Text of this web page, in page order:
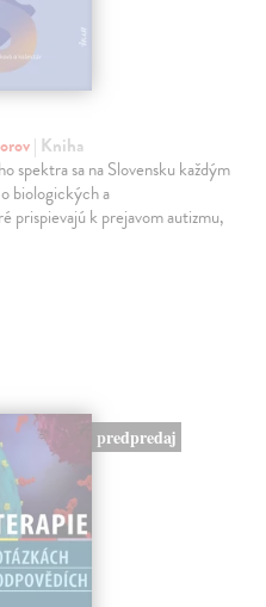
| Kniha
spektra sa na Slovensku každým
biologických a
k prejavom autizmu,
predpredaj